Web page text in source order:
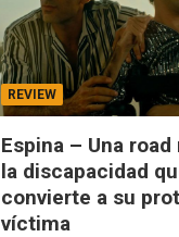
REVIEW
Espina – Una
la discapacidad
convierte a su
víctima